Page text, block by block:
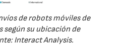
de robots móviles de
según su ubicación de
Interact Analysis.